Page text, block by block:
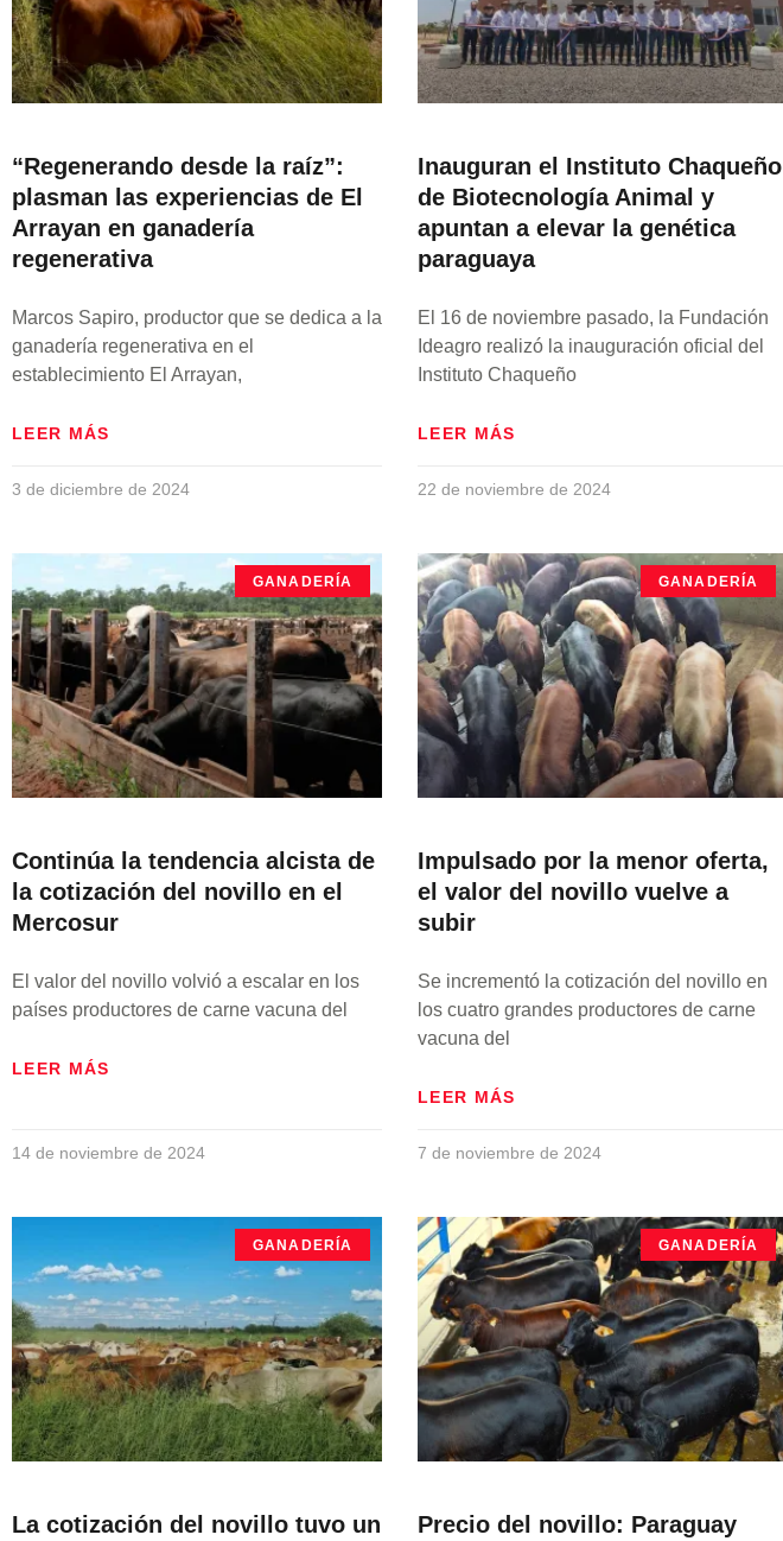
“Regenerando desde la raíz”:
plasman las experiencias de El
Arrayan en ganadería
regenerativa
Marcos Sapiro, productor que se dedica a la
ganadería regenerativa en el
establecimiento El Arrayan,
LEER MÁS
3 de diciembre de 2024
Inauguran el Instituto Chaqueño
de Biotecnología Animal y
apuntan a elevar la genética
paraguaya
El 16 de noviembre pasado, la Fundación
Ideagro realizó la inauguración oficial del
Instituto Chaqueño
LEER MÁS
22 de noviembre de 2024
GANADERÍA
Continúa la tendencia alcista de
la cotización del novillo en el
Mercosur
El valor del novillo volvió a escalar en los
países productores de carne vacuna del
LEER MÁS
14 de noviembre de 2024
GANADERÍA
Impulsado por la menor oferta,
el valor del novillo vuelve a
subir
Se incrementó la cotización del novillo en
los cuatro grandes productores de carne
vacuna del
LEER MÁS
7 de noviembre de 2024
GANADERÍA
La cotización del novillo tuvo un
GANADERÍA
Precio del novillo: Paraguay